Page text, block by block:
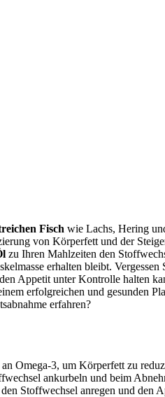
Fisch wie Lachs, Hering
von Körperfett und der
zu Ihren Mahlzeiten den
erhalten bleibt. Vergessen
Appetit unter Kontrolle halten
erfolgreichen und gesunden
erfahren?
Omega-3, um Körperfett zu
ankurbeln und beim
Stoffwechsel anregen und den